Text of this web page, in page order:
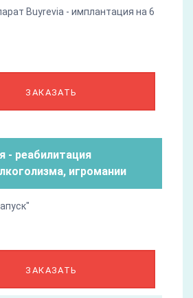
Buyrevia - имплантация на 6
ЗАКАЗАТЬ
- реабилитация
игромании
ЗАКАЗАТЬ